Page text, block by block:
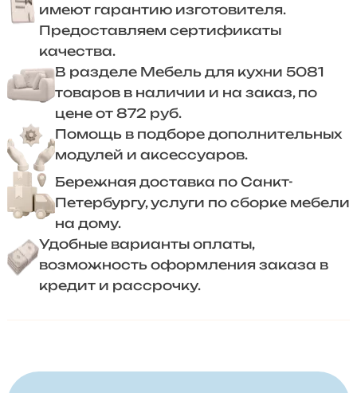
имеют гарантию изготовителя.
Предоставляем сертификаты
качества.
В разделе Мебель для кухни 5081
товаров в наличии и на заказ, по
цене от 872 руб.
Помощь в подборе дополнительных
модулей и аксессуаров.
Бережная доставка по Санкт-
Петербургу, услуги по сборке мебели
на дому.
Удобные варианты оплаты,
возможность оформления заказа в
кредит и рассрочку.